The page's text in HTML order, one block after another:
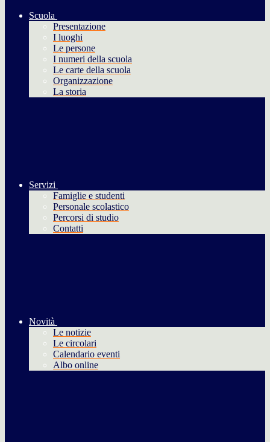
Scuola
Presentazione
I luoghi
Le persone
I numeri della scuola
Le carte della scuola
Organizzazione
La storia
Servizi
Famiglie e studenti
Personale scolastico
Percorsi di studio
Contatti
Novità
Le notizie
Le circolari
Calendario eventi
Albo online